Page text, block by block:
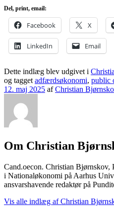
Del, print, email:
Facebook X
LinkedIn Email
Dette indlæg blev udgivet i
og tagget adfærdsøkonomi, public
12. maj 2025 afChristian
Om Christian
Cand.oecon. Christian Bjørnskov,
i Nationaløkonomi på Aarhus
ansvarshavende redaktør på
Vis alle indlæg af Christian